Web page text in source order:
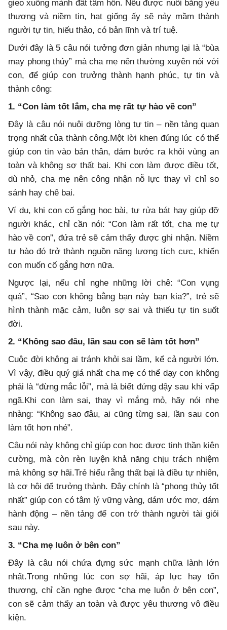
gieo xuống mảnh đất tâm hồn. Nếu được nuôi bằng yêu
thương và niềm tin, hạt giống ấy sẽ nảy mầm thành
người tự tin, hiếu thảo, có bản lĩnh và trí tuệ.
Dưới đây là 5 câu nói tưởng đơn giản nhưng lại là “bùa
may phong thủy” mà cha mẹ nên thường xuyên nói với
con, để giúp con trưởng thành hạnh phúc, tự tin và
thành công:
1. “Con làm tốt lắm, cha mẹ rất tự hào về con”
Đây là câu nói nuôi dưỡng lòng tự tin – nền tảng quan
trọng nhất của thành công.Một lời khen đúng lúc có thể
giúp con tin vào bản thân, dám bước ra khỏi vùng an
toàn và không sợ thất bại. Khi con làm được điều tốt,
dù nhỏ, cha mẹ nên công nhận nỗ lực thay vì chỉ so
sánh hay chê bai.
Ví dụ, khi con cố gắng học bài, tự rửa bát hay giúp đỡ
người khác, chỉ cần nói: “Con làm rất tốt, cha mẹ tự
hào về con”, đứa trẻ sẽ cảm thấy được ghi nhận. Niềm
tự hào đó trở thành nguồn năng lượng tích cực, khiến
con muốn cố gắng hơn nữa.
Ngược lại, nếu chỉ nghe những lời chê: “Con vụng
quá”, “Sao con không bằng bạn này bạn kia?”, trẻ sẽ
hình thành mặc cảm, luôn sợ sai và thiếu tự tin suốt
đời.
2. “Không sao đâu, lần sau con sẽ làm tốt hơn”
Cuộc đời không ai tránh khỏi sai lầm, kể cả người lớn.
Vì vậy, điều quý giá nhất cha mẹ có thể dạy con không
phải là “đừng mắc lỗi”, mà là biết đứng dậy sau khi vấp
ngã.Khi con làm sai, thay vì mắng mỏ, hãy nói nhẹ
nhàng: “Không sao đâu, ai cũng từng sai, lần sau con
làm tốt hơn nhé”.
Câu nói này không chỉ giúp con học được tinh thần kiên
cường, mà còn rèn luyện khả năng chịu trách nhiệm
mà không sợ hãi.Trẻ hiểu rằng thất bại là điều tự nhiên,
là cơ hội để trưởng thành. Đây chính là “phong thủy tốt
nhất” giúp con có tâm lý vững vàng, dám ước mơ, dám
hành động – nền tảng để con trở thành người tài giỏi
sau này.
3. “Cha mẹ luôn ở bên con”
Đây là câu nói chứa đựng sức mạnh chữa lành lớn
nhất.Trong những lúc con sợ hãi, áp lực hay tổn
thương, chỉ cần nghe được “cha mẹ luôn ở bên con”,
con sẽ cảm thấy an toàn và được yêu thương vô điều
kiện.